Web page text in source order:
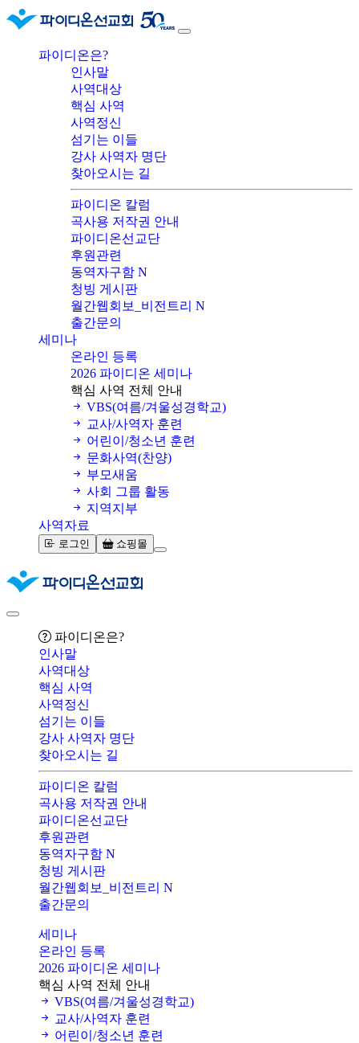
파이디온은?
인사말
사역대상
핵심 사역
사역정신
섬기는 이들
강사 사역자 명단
찾아오시는 길
파이디온 칼럼
곡사용 저작권 안내
파이디온선교단
후원관련
동역자구함 N
청빙 게시판
월간웹회보_비전트리 N
출간문의
세미나
온라인 등록
2026 파이디온 세미나
핵심 사역 전체 안내
VBS(여름/겨울성경학교)
교사/사역자 훈련
어린이/청소년 훈련
문화사역(찬양)
부모새움
사회 그룹 활동
지역지부
사역자료
로그인 쇼핑몰
파이디온은?
인사말
사역대상
핵심 사역
사역정신
섬기는 이들
강사 사역자 명단
찾아오시는 길
파이디온 칼럼
곡사용 저작권 안내
파이디온선교단
후원관련
동역자구함 N
청빙 게시판
월간웹회보_비전트리 N
출간문의
세미나
온라인 등록
2026 파이디온 세미나
핵심 사역 전체 안내
VBS(여름/겨울성경학교)
교사/사역자 훈련
어린이/청소년 훈련